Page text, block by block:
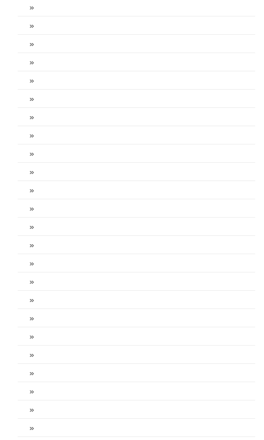
»
»
»
»
»
»
»
»
»
»
»
»
»
»
»
»
»
»
»
»
»
»
»
»